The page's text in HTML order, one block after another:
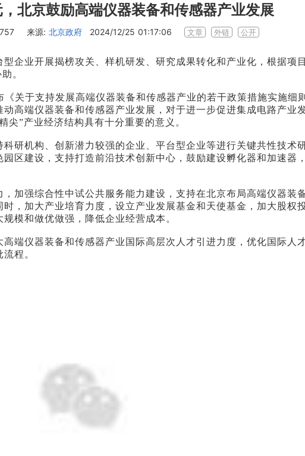
北京鼓励高端仪器装备和传感器产业发展
757 来源: 北京政府 2024/12/25 01:17:06 文章 外链 公开
企业开展揭榜攻关、样机研发、研究成果转化和产业化，根据项
。
关于支持发展高端仪器装备和传感器产业的若干政策措施实施细
高端仪器装备和传感器产业发展，对于进一步促进集成电路产业发
尖”产业经济结构具有十分重要的意义。
研机构、创新潜力较强的企业、平台型企业等进行关键共性技术研
区建设，支持打造前沿技术创新中心，鼓励建设孵化器和加速器
加强综合性中试公共服务能力建设，支持在北京布局高端仪器装
，加大产业培育力度，设立产业发展基金和天使基金，加大股权
模和做优做强，降低企业经营成本。
端仪器装备和传感器产业国际高层次人才引进力度，优化国际人
程。